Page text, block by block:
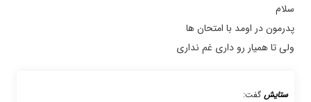
سلام
پدرمون در اومد با امتحان ها
ولی تا همیار رو داری غم نداری
ستایش گفت: